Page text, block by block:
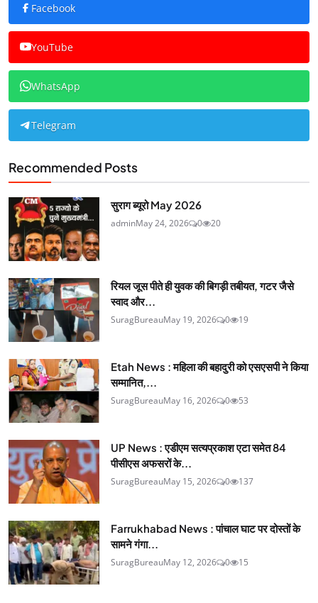
Facebook
YouTube
WhatsApp
Telegram
Recommended Posts
सुराग ब्यूरो May 2026
adminMay 24, 2026 0 20
रियल जूस पीते ही युवक की बिगड़ी तबीयत, गटर जैसे
स्वाद और...
SuragBureauMay 19, 2026 0 19
Etah News : महिला की बहादुरी को एसएसपी ने किया
सम्मानित,...
SuragBureauMay 16, 2026 0 53
UP News : एडीएम सत्यप्रकाश एटा समेत 84
पीसीएस अफसरों के...
SuragBureauMay 15, 2026 0 137
Farrukhabad News : पांचाल घाट पर दोस्तों के
सामने गंगा...
SuragBureauMay 12, 2026 0 15